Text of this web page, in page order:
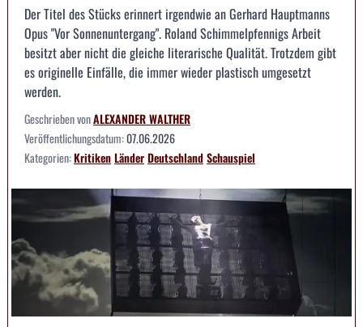
Der Titel des Stücks erinnert irgendwie an Gerhard Hauptmanns
Opus "Vor Sonnenuntergang". Roland Schimmelpfennigs Arbeit
besitzt aber nicht die gleiche literarische Qualität. Trotzdem gibt
es originelle Einfälle, die immer wieder plastisch umgesetzt
werden.
Geschrieben vonALEXANDER WALTHER
Veröffentlichungsdatum:07.06.2026
Kategorien:KritikenLänderDeutschlandSchauspiel